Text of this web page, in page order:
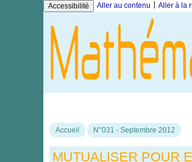
Accessibilité Aller au contenu Aller à la
Accueil N°031 - Septembre 2012
MUTUALISER POUR